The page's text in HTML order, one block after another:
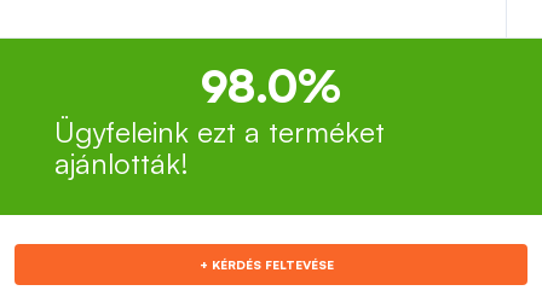
98.0%
Ügyfeleink ezt a terméket
ajánlották!
+ KÉRDÉS FELTEVÉSE